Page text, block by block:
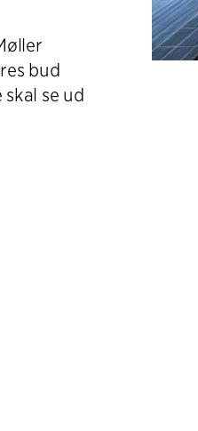
bud
se ud